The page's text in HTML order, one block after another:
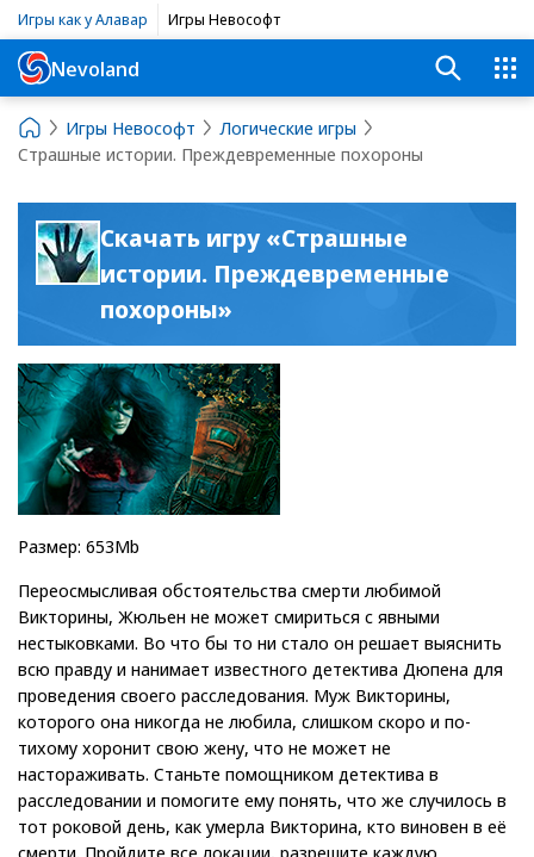
Игры как у Алавар Игры Невософт
Nevoland
Игры Невософт
Логические игры
Страшные истории. Преждевременные похороны
Скачать игру «Страшные
истории. Преждевременные
похороны»
Размер: 653Mb
Переосмысливая обстоятельства смерти любимой
Викторины, Жюльен не может смириться с явными
нестыковками. Во что бы то ни стало он решает выяснить
всю правду и нанимает известного детектива Дюпена для
проведения своего расследования. Муж Викторины,
которого она никогда не любила, слишком скоро и по-
тихому хоронит свою жену, что не может не
настораживать. Станьте помощником детектива в
расследовании и помогите ему понять, что же случилось в
тот роковой день, как умерла Викторина, кто виновен в её
смерти. Пройдите все локации, разрешите каждую